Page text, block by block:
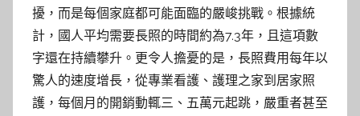
擾，而是每個家庭都可能面臨的嚴峻挑戰。根據統
計，國人平均需要長照的時間約為7.3年，且這項數
字還在持續攀升。更令人擔憂的是，長照費用每年以
驚人的速度增長，從專業看護、護理之家到居家照
護，每個月的開銷動輒三、五萬元起跳，嚴重者甚至